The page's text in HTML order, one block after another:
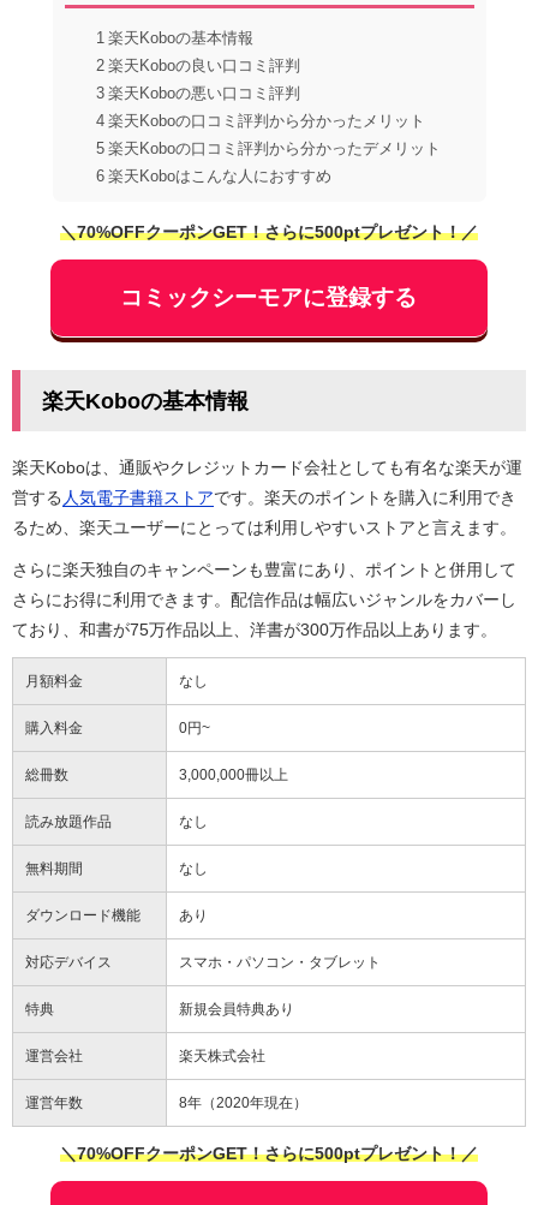
1 楽天Koboの基本情報
2 楽天Koboの良い口コミ評判
3 楽天Koboの悪い口コミ評判
4 楽天Koboの口コミ評判から分かったメリット
5 楽天Koboの口コミ評判から分かったデメリット
6 楽天Koboはこんな人におすすめ
＼70%OFFクーポンGET！さらに500ptプレゼント！／
コミックシーモアに登録する
楽天Koboの基本情報
楽天Koboは、通販やクレジットカード会社としても有名な楽天が運
営する 人気電子書籍ストアです。楽天のポイントを購入に利用でき
るため、楽天ユーザーにとっては利用しやすいストアと言えます。
さらに楽天独自のキャンペーンも豊富にあり、ポイントと併用して
さらにお得に利用できます。配信作品は幅広いジャンルをカバーし
ており、和書が75万作品以上、洋書が300万作品以上あります。
月額料金 なし
購入料金 0円~
総冊数 3,000,000冊以上
読み放題作品 なし
無料期間 なし
ダウンロード機能 あり
対応デバイス スマホ・パソコン・タブレット
特典 新規会員特典あり
運営会社 楽天株式会社
運営年数 8年（2020年現在）
＼70%OFFクーポンGET！さらに500ptプレゼント！／